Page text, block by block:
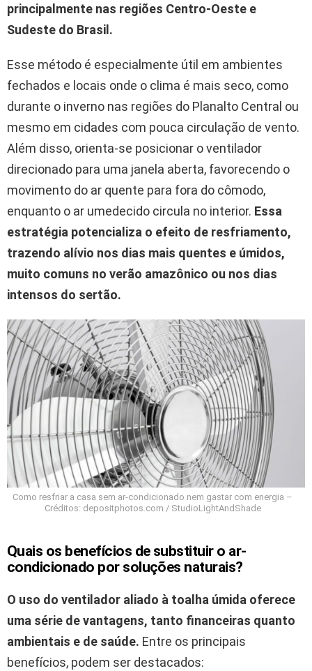
principalmente nas regiões Centro-Oeste e
Sudeste do Brasil.
Esse método é especialmente útil em ambientes
fechados e locais onde o clima é mais seco, como
durante o inverno nas regiões do Planalto Central ou
mesmo em cidades com pouca circulação de vento.
Além disso, orienta-se posicionar o ventilador
direcionado para uma janela aberta, favorecendo o
movimento do ar quente para fora do cômodo,
enquanto o ar umedecido circula no interior. Essa
estratégia potencializa o efeito de resfriamento,
trazendo alívio nos dias mais quentes e úmidos,
muito comuns no verão amazônico ou nos dias
intensos do sertão.
Como resfriar a casa sem ar-condicionado nem gastar com energia –
Créditos: depositphotos.com / StudioLightAndShade
Quais os benefícios de substituir o ar-
condicionado por soluções naturais?
O uso do ventilador aliado à toalha úmida oferece
uma série de vantagens, tanto financeiras quanto
ambientais e de saúde. Entre os principais
benefícios, podem ser destacados: